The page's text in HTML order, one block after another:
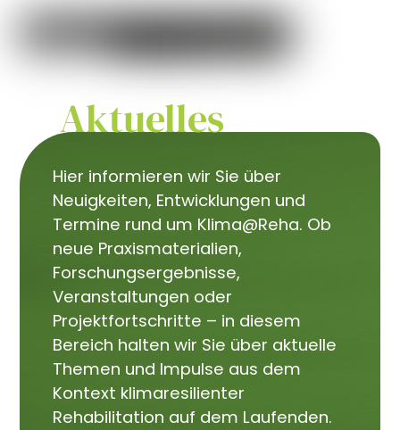
Aktuelles
Hier informieren wir Sie über
Neuigkeiten, Entwicklungen und
Termine rund um Klima@Reha. Ob
neue Praxismaterialien,
Forschungsergebnisse,
Veranstaltungen oder
Projektfortschritte – in diesem
Bereich halten wir Sie über aktuelle
Themen und Impulse aus dem
Kontext klimaresilienter
Rehabilitation auf dem Laufenden.